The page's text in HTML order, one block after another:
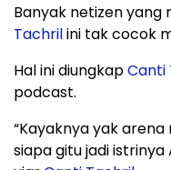
Banyak netizen
Tachrilini tak cocok
Hal ini diungkapCanti
podcast.
“Kayaknya yak
siapa gitu jadi